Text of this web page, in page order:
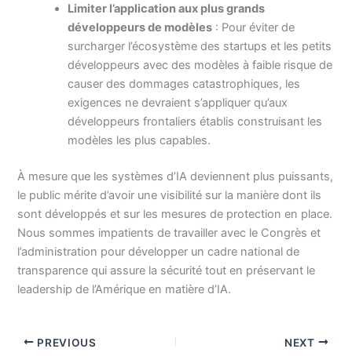
Limiter l’application aux plus grands
développeurs de modèles : Pour éviter de
surcharger l’écosystème des startups et les petits
développeurs avec des modèles à faible risque de
causer des dommages catastrophiques, les
exigences ne devraient s’appliquer qu’aux
développeurs frontaliers établis construisant les
modèles les plus capables.
À mesure que les systèmes d’IA deviennent plus puissants,
le public mérite d’avoir une visibilité sur la manière dont ils
sont développés et sur les mesures de protection en place.
Nous sommes impatients de travailler avec le Congrès et
l’administration pour développer un cadre national de
transparence qui assure la sécurité tout en préservant le
leadership de l’Amérique en matière d’IA.
PREVIOUS NEXT